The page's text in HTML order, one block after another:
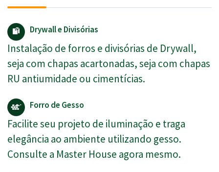
Drywall e Divisórias
Instalação de forros e divisórias de Drywall,
seja com chapas acartonadas, seja com chapas
RU antiumidade ou cimentícias.
Forro de Gesso
Facilite seu projeto de iluminação e traga
elegância ao ambiente utilizando gesso.
Consulte a Master House agora mesmo.